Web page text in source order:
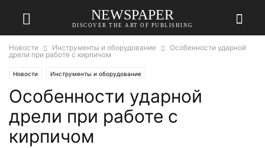
NEWSPAPER
DISCOVER THE ART OF PUBLISHING
Новости Инструменты и оборудование
Особенности ударной
дрели при работе с кирпичом
Новости Инструменты и оборудование
Особенности ударной
дрели при работе с
кирпичом